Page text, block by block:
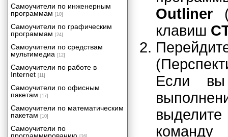
Outliner
клавиш
Если вы
Эффективность и артистичность
Приложение А. Работа с Maya
для пользователей МАХ.
Приложение Б. Работа с Maya
для пользователей LightWave.
системы.
клавиатурные комбинации в
Maya.
Самоучители по инженерным
программам [10]
Самоучители по графическим
программам [24]
Самоучители по средствам
мультимедиа [12]
Самоучители по работе в
Internet [11]
Самоучители по офисным
пакетам [17]
Самоучители по математическим
пакетам [10]
Самоучители по